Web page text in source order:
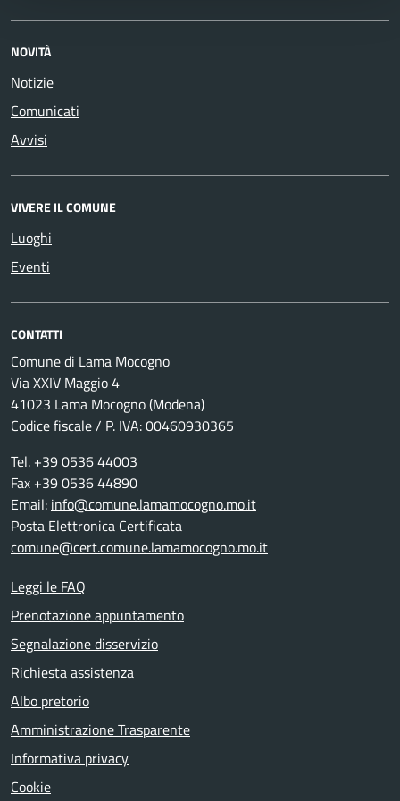
NOVITÀ
Notizie
Comunicati
Avvisi
VIVERE IL COMUNE
Luoghi
Eventi
CONTATTI
Comune di Lama Mocogno
Via XXIV Maggio 4
41023 Lama Mocogno (Modena)
Codice fiscale / P. IVA: 00460930365
Tel. +39 0536 44003
Fax +39 0536 44890
Email: info@comune.lamamocogno.mo.it
Posta Elettronica Certificata
comune@cert.comune.lamamocogno.mo.it
Leggi le FAQ
Prenotazione appuntamento
Segnalazione disservizio
Richiesta assistenza
Albo pretorio
Amministrazione Trasparente
Informativa privacy
Cookie